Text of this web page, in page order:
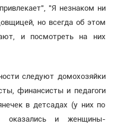
"Я незнаком ни
но всегда об этом
и посмотреть на них
следуют домохозяйки
финансисты и педагоги
в детсадах (у них по
оказались и женщины-